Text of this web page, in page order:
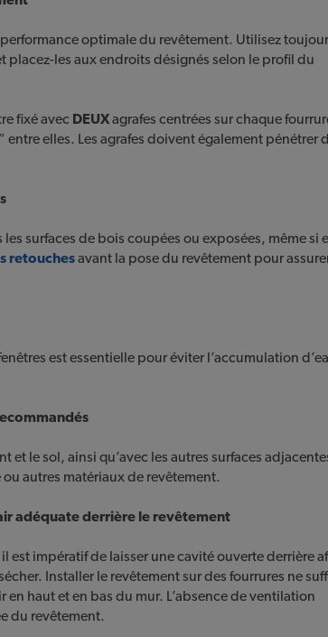
optimale du revêtement. Utilisez
les aux endroits désignés selon le profil du
fixé avec DEUXagrafes centrées sur chaque
elles. Les agrafes doivent également pénétrer
surfaces de bois coupées ou exposées, même si
retouchesavant la pose du revêtement pour
est essentielle pour éviter l’accumulation
et le sol, ainsi qu’avec les autres surfaces
autres matériaux de revêtement.
adéquate derrière le revêtement
impératif de laisser une cavité ouverte derrière
Installer le revêtement sur des fourrures ne
haut et en bas du mur. L’absence de ventilation
du revêtement.